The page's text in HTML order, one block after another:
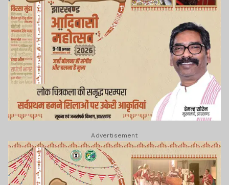
Advertisement